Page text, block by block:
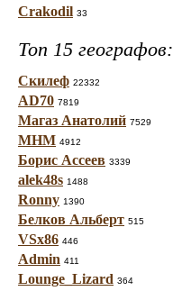
Crakodil 33
Топ 15 географов:
Скилеф 22332
AD70 7819
Магаз Анатолий 7529
МНМ 4912
Борис Ассеев 3339
alek48s 1488
Ronny 1390
Белков Альберт 515
VSx86 446
Admin 411
Lounge_Lizard 364